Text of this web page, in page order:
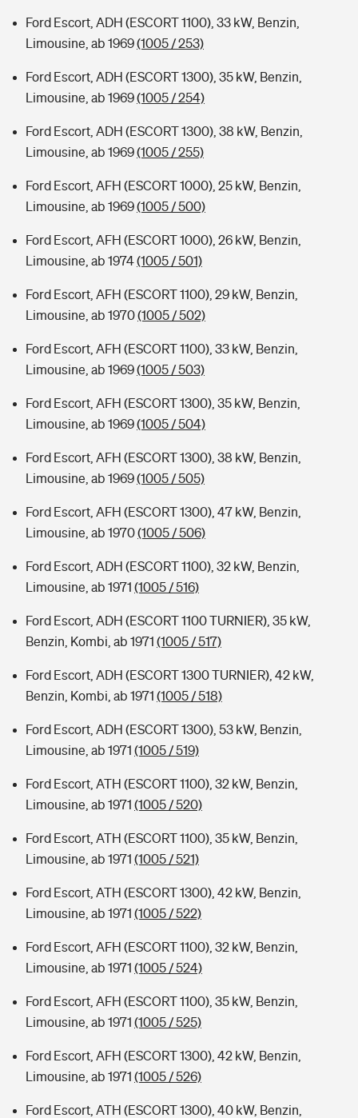
Ford Escort, ADH (ESCORT 1100), 33 kW, Benzin,
Limousine, ab 1969(1005 / 253)
Ford Escort, ADH (ESCORT 1300), 35 kW, Benzin,
Limousine, ab 1969(1005 / 254)
Ford Escort, ADH (ESCORT 1300), 38 kW, Benzin,
Limousine, ab 1969(1005 / 255)
Ford Escort, AFH (ESCORT 1000), 25 kW, Benzin,
Limousine, ab 1969(1005 / 500)
Ford Escort, AFH (ESCORT 1000), 26 kW, Benzin,
Limousine, ab 1974(1005 / 501)
Ford Escort, AFH (ESCORT 1100), 29 kW, Benzin,
Limousine, ab 1970(1005 / 502)
Ford Escort, AFH (ESCORT 1100), 33 kW, Benzin,
Limousine, ab 1969(1005 / 503)
Ford Escort, AFH (ESCORT 1300), 35 kW, Benzin,
Limousine, ab 1969(1005 / 504)
Ford Escort, AFH (ESCORT 1300), 38 kW, Benzin,
Limousine, ab 1969(1005 / 505)
Ford Escort, AFH (ESCORT 1300), 47 kW, Benzin,
Limousine, ab 1970(1005 / 506)
Ford Escort, ADH (ESCORT 1100), 32 kW, Benzin,
Limousine, ab 1971 (1005 / 516)
Ford Escort, ADH (ESCORT 1100 TURNIER), 35 kW,
Benzin, Kombi, ab 1971 (1005 / 517)
Ford Escort, ADH (ESCORT 1300 TURNIER), 42 kW,
Benzin, Kombi, ab 1971 (1005 / 518)
Ford Escort, ADH (ESCORT 1300), 53 kW, Benzin,
Limousine, ab 1971 (1005 / 519)
Ford Escort, ATH (ESCORT 1100), 32 kW, Benzin,
Limousine, ab 1971 (1005 / 520)
Ford Escort, ATH (ESCORT 1100), 35 kW, Benzin,
Limousine, ab 1971 (1005 / 521)
Ford Escort, ATH (ESCORT 1300), 42 kW, Benzin,
Limousine, ab 1971 (1005 / 522)
Ford Escort, AFH (ESCORT 1100), 32 kW, Benzin,
Limousine, ab 1971 (1005 / 524)
Ford Escort, AFH (ESCORT 1100), 35 kW, Benzin,
Limousine, ab 1971 (1005 / 525)
Ford Escort, AFH (ESCORT 1300), 42 kW, Benzin,
Limousine, ab 1971 (1005 / 526)
Ford Escort, ATH (ESCORT 1300), 40 kW, Benzin,